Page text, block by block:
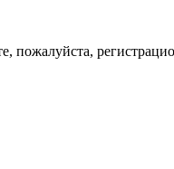
пожалуйста,